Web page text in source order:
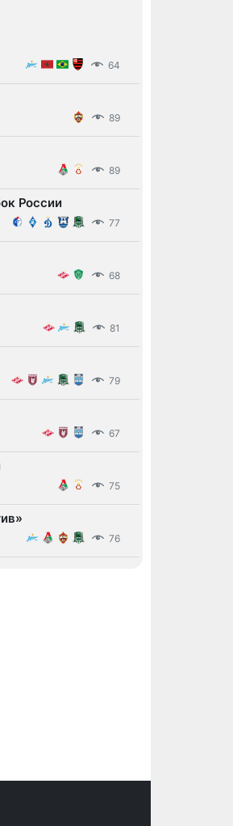
64
89
89
России
77
68
81
79
67
75
76